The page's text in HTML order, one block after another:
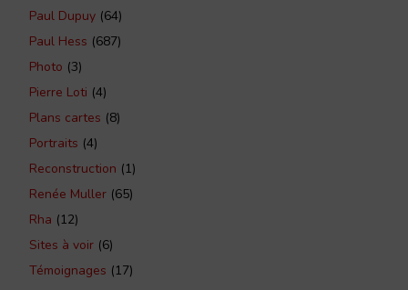
Paul Dupuy (64)
Paul Hess (687)
Photo (3)
Pierre Loti (4)
Plans cartes (8)
Portraits (4)
Reconstruction (1)
Renée Muller (65)
Rha (12)
Sites à voir (6)
Témoignages (17)